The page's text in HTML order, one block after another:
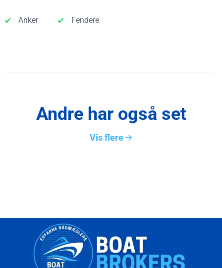
Anker Fendere
Andre har også set
Vis flere